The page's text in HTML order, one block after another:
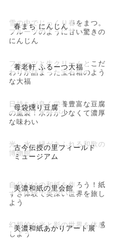
春まち にんじん
雪の中でじっくり春をまつ。
フルーツのように甘い驚きの
にんじん
養老軒 ふるーつ大福
フルーツと生クリームとこだ
わりが詰まった宝石箱のよう
な大福
母袋燻り豆腐
日持ちが良く栄養豊富な豆腐
の薫製！水分が少なくて濃厚
な味わい
古今伝授の里フィールド
ミュージアム
光、水、緑があふれる和歌の
博物館
美濃和紙の里会館
自分だけの和紙を作ろう！紙
すき体験で奥深い世界を旅し
よう
美濃和紙あかりアート展
幻想的な光と影の世界を体感
しよう